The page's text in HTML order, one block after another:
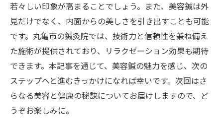
若々しい印象が高まることでしょう。また、美容鍼は外
見だけでなく、内面からの美しさを引き出すことも可能
です。丸亀市の鍼灸院では、技術力と信頼性を兼ね備え
た施術が提供されており、リラクゼーション効果も期待
できます。本記事を通じて、美容鍼の魅力を感じ、次の
ステップへと進むきっかけになれば幸いです。次回はさ
らなる美容と健康の秘訣についてお届けしますので、ど
うぞお楽しみに。